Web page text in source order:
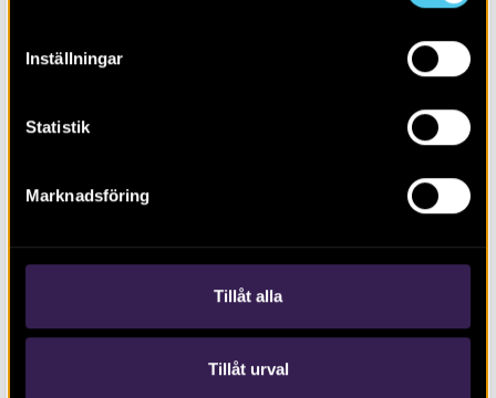
Inställningar
Statistik
Marknadsföring
Tillåt alla
Tillåt urval
Krokeks kyrka, Kolmården